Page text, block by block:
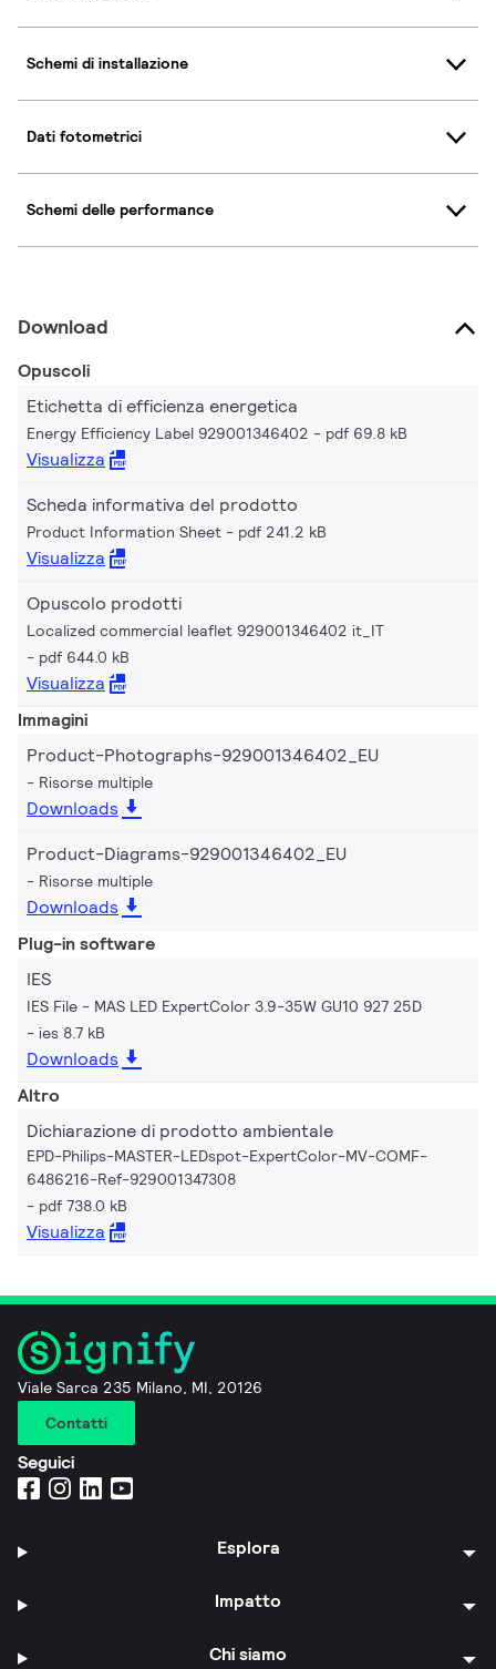
Schemi di installazione
Dati fotometrici
Schemi delle performance
Download
Opuscoli
Etichetta di efficienza energetica
Energy Efficiency Label 929001346402 pdf 69.8 kB
Visualizza
Scheda informativa del prodotto
Product Information Sheet pdf 241.2 kB
Visualizza
Opuscolo prodotti
Localized commercial leaflet 929001346402 it_IT
pdf 644.0 kB
Visualizza
Immagini
Product-Photographs-929001346402_EU
Risorse multiple
Downloads
Product-Diagrams-929001346402_EU
Risorse multiple
Downloads
Plug-in software
IES
IES File - MAS LED ExpertColor 3.9-35W GU10 927 25D
ies 8.7 kB
Downloads
Altro
Dichiarazione di prodotto ambientale
EPD-Philips-MASTER-LEDspot-ExpertColor-MV-COMF-
6486216-Ref-929001347308
pdf 738.0 kB
Visualizza
Viale Sarca 235 Milano, MI, 20126
Contatti
Seguici
Esplora
Impatto
Chi siamo